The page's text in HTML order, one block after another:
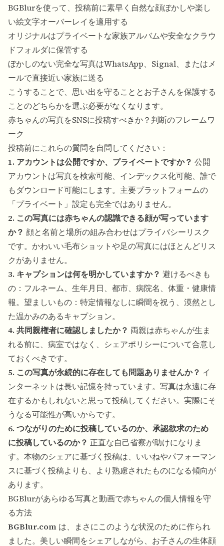
BGBlurを使って、投稿前に素早く自然な顔ぼかしや楽し
い絵文字オーバーレイを適用する
オリジナルはプライベートな家族アルバムや安全なクラウ
ドフォルダに保管する
ぼかしのない完全な写真はWhatsApp、Signal、またはメ
ールで直接近い家族に送る
こうすることで、思い出を守ることとお子さんを保護する
ことのどちらかを選ぶ必要がなくなります。
赤ちゃんの写真をSNSに投稿すべきか？判断のフレームワ
ーク
投稿前にこれらの質問を自問してください：
1. アカウントは公開ですか、プライベートですか？ 公開
アカウントは写真を検索可能、インデックス化可能、誰で
もダウンロード可能にします。主要プラットフォームの
「プライベート」設定も完全ではありません。
2. この写真には赤ちゃんの認識できる顔が写っています
か？ 顔と名前と場所の組み合わせはプライバシーリスク
です。かわいい毛布ショットや足の写真にはほとんどリス
クがありません。
3. キャプションは何を明かしていますか？ 避けるべきも
の：フルネーム、生年月日、都市、病院名、体重・健康情
報。望ましいもの：特定情報なしに瞬間を祝う、漠然とし
た温かみのあるキャプション。
4. 共同親権者に確認しましたか？ 両親は赤ちゃんが生ま
れる前に、病室ではなく、シェアポリシーについて合意し
ておくべきです。
5. この写真が永続的に存在しても問題ありませんか？ イ
ンターネットは長い記憶を持っています。写真は永遠に存
在するかもしれないと思って投稿してください。実際にそ
うなる可能性が高いからです。
6. つながりのために投稿しているのか、承認欲求のため
に投稿しているのか？ 正直な自己省察が助けになりま
す。本物のシェアに基づく投稿は、いいねやパフォーマン
スに基づく投稿よりも、より熟慮されたものになる傾向が
あります。
BGBlurがあらゆる写真と動画で赤ちゃんの個人情報を守
る方法
BGBlur.com は、まさにこのような状況のために作られ
ました。美しい瞬間をシェアしながら、お子さんの生体顔